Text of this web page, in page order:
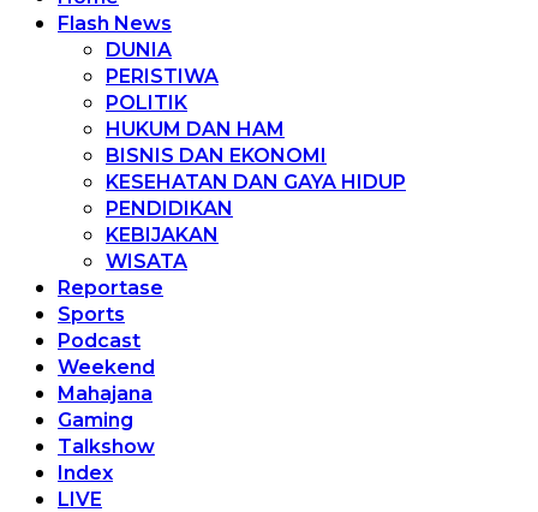
Flash News
DUNIA
PERISTIWA
POLITIK
HUKUM DAN HAM
BISNIS DAN EKONOMI
KESEHATAN DAN GAYA HIDUP
PENDIDIKAN
KEBIJAKAN
WISATA
Reportase
Sports
Podcast
Weekend
Mahajana
Gaming
Talkshow
Index
LIVE